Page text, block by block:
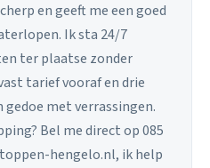
en geeft me een goed
Ik sta 24/7
ter plaatse zonder
tarief vooraf en drie
gedoe met verrassingen.
Bel me direct op 085
hengelo.nl, ik help